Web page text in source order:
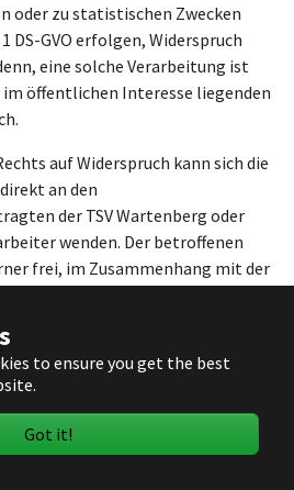
to ensure you get the best
Got it!
oder zu statistischen Zwecken
DS-GVO erfolgen, Widerspruch
eine solche Verarbeitung ist
öffentlichen Interesse liegenden
auf Widerspruch kann sich die
an den
der TSV Wartenberg oder
wenden. Der betroffenen
frei, im Zusammenhang mit der
2002/58/EG, ihr
automatisierter Verfahren
technische Spezifikationen
Entscheidungen im